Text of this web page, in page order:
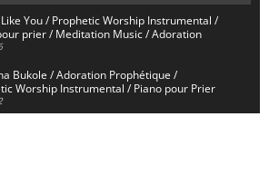
You / Prophetic Worship Instrumental /
prier / Meditation Music / Adoration
Bukole / Adoration Prophétique /
Worship Instrumental / Piano pour Prier